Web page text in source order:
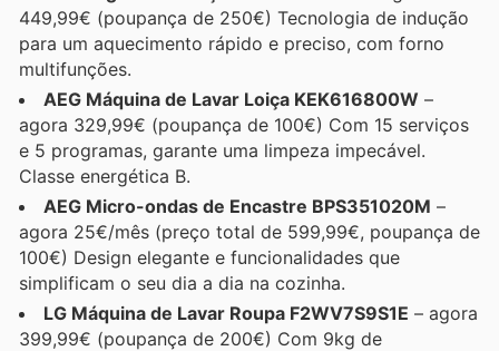
449,99€ (poupança de 250€) Tecnologia de indução
para um aquecimento rápido e preciso, com forno
multifunções.
AEG Máquina de Lavar Loiça KEK616800W –
agora 329,99€ (poupança de 100€) Com 15 serviços
e 5 programas, garante uma limpeza impecável.
Classe energética B.
AEG Micro-ondas de Encastre BPS351020M –
agora 25€/mês (preço total de 599,99€, poupança de
100€) Design elegante e funcionalidades que
simplificam o seu dia a dia na cozinha.
LG Máquina de Lavar Roupa F2WV7S9S1E – agora
399,99€ (poupança de 200€) Com 9kg de